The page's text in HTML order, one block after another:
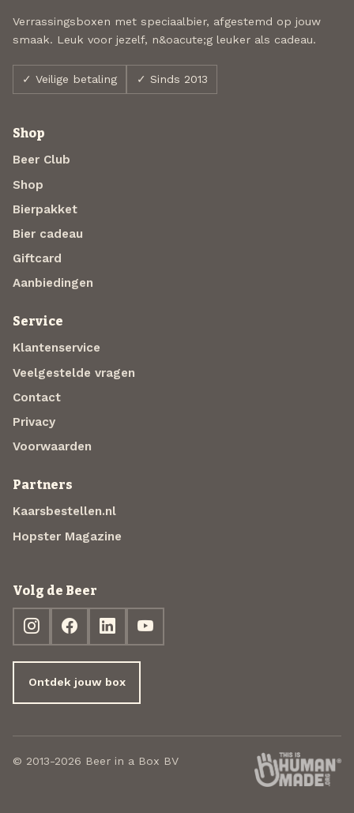
Verrassingsboxen met speciaalbier, afgestemd op jouw
smaak. Leuk voor jezelf, n&oacute;g leuker als cadeau.
✓ Veilige betaling ✓ Sinds 2013
Shop
Beer Club
Shop
Bierpakket
Bier cadeau
Giftcard
Aanbiedingen
Service
Klantenservice
Veelgestelde vragen
Contact
Privacy
Voorwaarden
Partners
Kaarsbestellen.nl
Hopster Magazine
Volg de Beer
Ontdek jouw box
© 2013-2026 Beer in a Box BV